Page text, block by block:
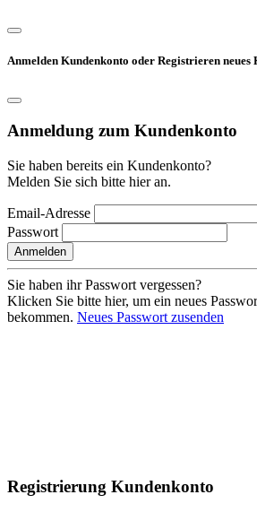
Anmelden Kundenkonto oder Registrieren neues
Anmeldung zum Kundenkonto
Sie haben bereits ein Kundenkonto?
Melden Sie sich bitte hier an.
Email-Adresse
Passwort
Anmelden
Sie haben ihr Passwort vergessen?
Klicken Sie bitte hier, um ein neues
bekommen. Neues Passwort zusenden
Registrierung Kundenkonto